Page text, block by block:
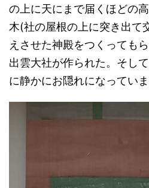
の上に天にまで届くほどの
木(社の屋根の上に突き出て
えさせた神殿をつくっても
出雲大社が作られた。そし
に静かにお隠れになっていま